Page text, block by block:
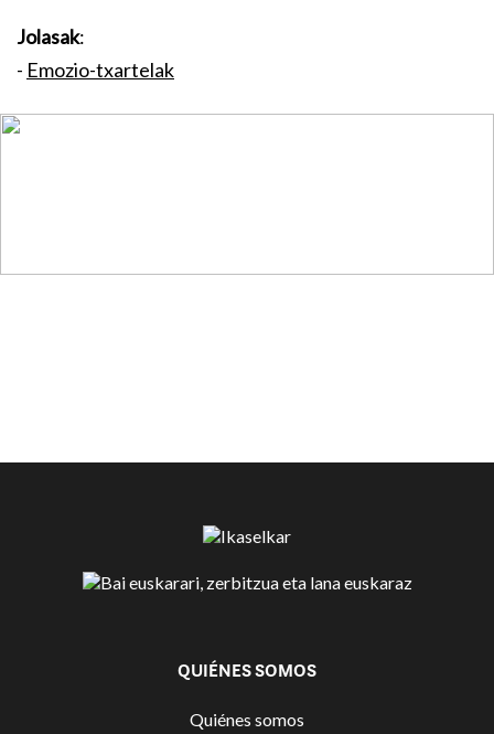
Jolasak:
- Emozio-txartelak
QUIÉNES SOMOS
Quiénes somos